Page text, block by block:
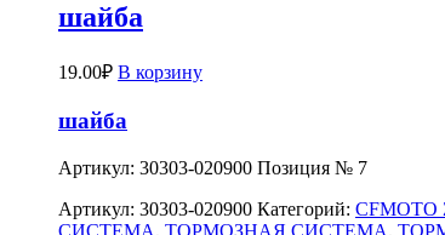
шайба
19.00₽ В корзину
шайба
Артикул: 30303-020900 Позиция № 7
Артикул: 30303-020900 Категорий: CFMOTO
СИСТЕМА, ТОРМОЗНАЯ СИСТЕМА,